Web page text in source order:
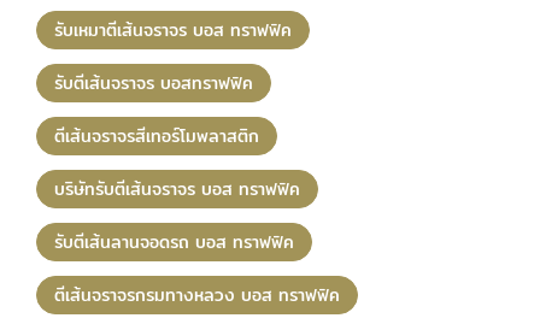
รับเหมาตีเส้นจราจร บอส ทราฟฟิค
รับตีเส้นจราจร บอสทราฟฟิค
ตีเส้นจราจรสีเทอร์โมพลาสติก
บริษัทรับตีเส้นจราจร บอส ทราฟฟิค
รับตีเส้นลานจอดรถ บอส ทราฟฟิค
ตีเส้นจราจรกรมทางหลวง บอส ทราฟฟิค